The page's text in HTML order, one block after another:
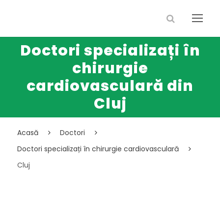
Doctori specializați în
chirurgie
cardiovasculară din
Cluj
Acasă
Doctori
Doctori specializați în chirurgie cardiovasculară
Cluj